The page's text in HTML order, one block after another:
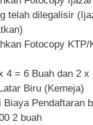
telah dilegalisir
Fotocopy
4 = 6 Buah dan 2 x
Biru (Kemeja)
Biaya Pendaftaran
2 buah